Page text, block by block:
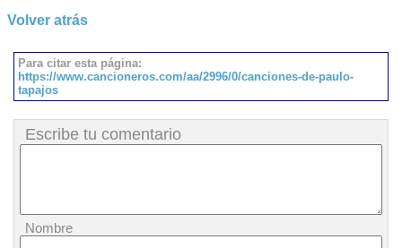
Volver atrás
Para citar esta página:
https://www.cancioneros.com/aa/2996/0/canciones-de-paulo-
tapajos
Escribe tu comentario
Nombre